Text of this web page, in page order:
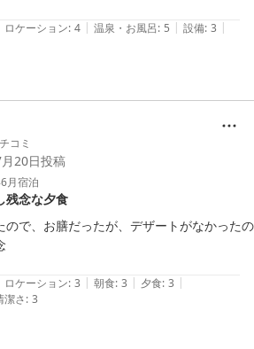
ロケーション: 4 | 温泉・お風呂: 5 | 設備: 3 |
コミ
20日投稿
月宿泊
残念な夕食
ので、お膳だったが、デザートがなかったの
ロケーション: 3 | 朝食: 3 | 夕食: 3 |
潔さ: 3